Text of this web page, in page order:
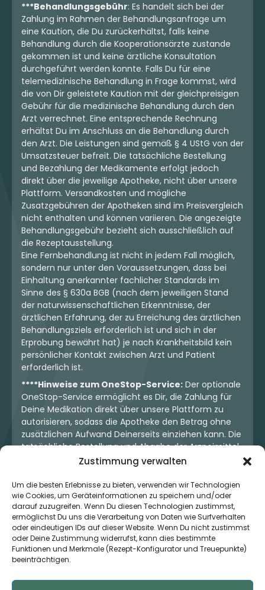
Zustimmung verwalten
Um die besten Erlebnisse zu bieten, verwenden wir Technologien
wie Cookies, um Geräteinformationen zu speichern und/oder
darauf zuzugreifen. Wenn Du diesen Technologien zustimmst,
ermöglichst Du uns die Verarbeitung von Daten wie Surfverhalten
oder eindeutigen IDs auf dieser Website. Wenn Du nicht zustimmst
oder Deine Zustimmung widerrufst, kann dies bestimmte
Funktionen und Merkmale (Rezept-Konfigurator und Treuepunkte)
beeinträchtigen.
***Behandlungsgebühr: Es handelt sich bei der
Zahlung im Rahmen der Behandlungsanfrage um
eine Kaution, die Du zurückerhältst, falls keine
Behandlung durch die Kooperationsärzte zustande
gekommen ist und keine ärztliche Konsultation
durchgeführt werden konnte. Falls Du für eine
telemedizinische Behandlung in Frage kommst, wird
die von Dir geleistete Kaution mit der gleichpreisigen
Gebühr für die medizinische Behandlung durch den
Arzt verrechnet. Eine entsprechende Rechnung
erhältst Du im Anschluss an die Behandlung durch
den Arzt. Die Leistungen sind gemäß § 4 UStG von der
Umsatzsteuer befreit. Die tatsächliche Bestellung
und Bezahlung der Medikamente erfolgt jedoch
direkt über die jeweilige Apotheke, nicht über unsere
Plattform. Versandkosten und mögliche
Zusatzgebühren der Apotheken sind im Preisvergleich
nicht enthalten und können variieren. Die angezeigte
Behandlungsgebühr bezieht sich ausschließlich auf
die Rezeptausstellung.
Eine Fernbehandlung ist nicht in jedem Fall möglich,
sondern nur unter den Voraussetzungen, dass bei
Einhaltung anerkannter fachlicher Standards im
Sinne des § 630a BGB (nach dem jeweiligen Stand
der naturwissenschaftlichen Erkenntnisse, der
ärztlichen Erfahrung, der zu Erreichung des ärztlichen
Behandlungsziels erforderlich ist und sich in der
Erprobung bewährt hat) je nach Krankheitsbild kein
persönlicher Kontakt zwischen Arzt und Patient
erforderlich ist.
****Hinweise zum OneStop-Service: Der optionale
OneStop-Service ermöglicht es Dir, die Zahlung für
Deine Medikation direkt über unsere Plattform zu
autorisieren, sodass die Apotheke den Betrag ohne
zusätzlichen Aufwand Deinerseits einziehen kann. Die
tatsächliche Bestellung und Abgabe der Arzneimittel
erfolgt jedoch ausschließlich über die jeweilige
Dir und der Apotheke. Unser OneStop-Service stellt
kein pharmazeutisches Angebot dar, sondern dient
lediglich der komfortablen Zahlungsabwicklung. Die
Nutzung ist freiwillig und hat keinerlei Einfluss auf die
ärztliche Therapieentscheidung oder die Wahl der
verschriebenen Medikation. Apotheken sind rechtlich
unabhängig und unterliegen den gesetzlichen